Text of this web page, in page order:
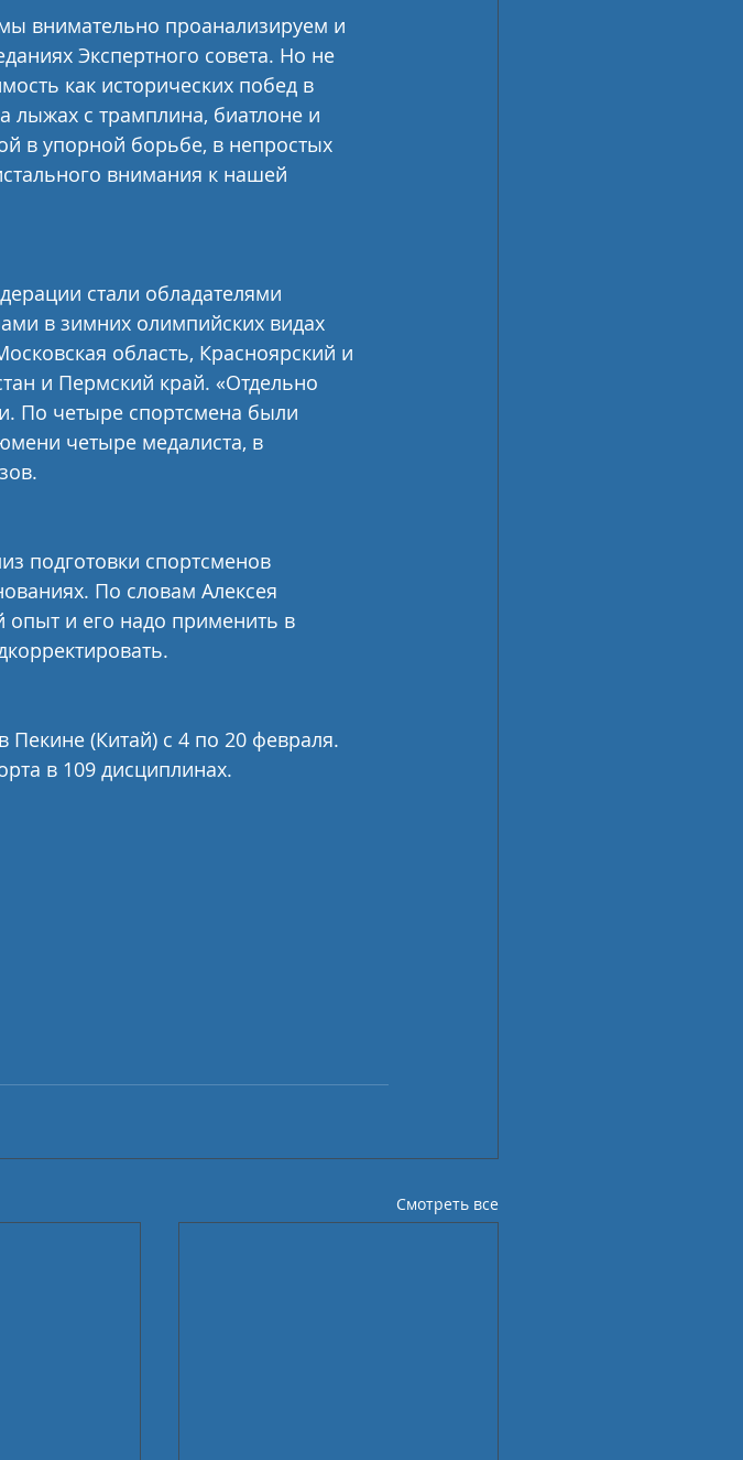
внимательно проанализируем и
Экспертного совета. Но не
как исторических побед в
лыжах с трамплина, биатлоне и
в упорной борьбе, в непростых
внимания к нашей
стали обладателями
в зимних олимпийских видах
область, Красноярский и
и Пермский край. «Отдельно
По четыре спортсмена были
четыре медалиста, в
подготовки спортсменов
По словам Алексея
опыт и его надо применить в
(Китай) с 4 по 20 февраля.
в 109 дисциплинах.
Смотреть все